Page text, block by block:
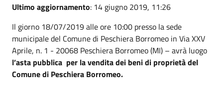
Ultimo aggiornamento: 14 giugno 2019, 11:26
Il giorno 18/07/2019 alle ore 10:00 presso la sede
municipale del Comune di Peschiera Borromeo in Via XXV
Aprile, n. 1 - 20068 Peschiera Borromeo (MI) – avrà luogo
l’asta pubblica per la vendita dei beni di proprietà del
Comune di Peschiera Borromeo.